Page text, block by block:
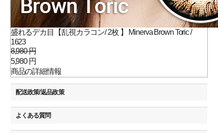
盛れるデカ目【乱視カラコン/ 2枚 】 Minerva Brown Toric /
1623
8,980 円
5,980 円
商品の詳細情報
配送政策/返品政策
よくある質問